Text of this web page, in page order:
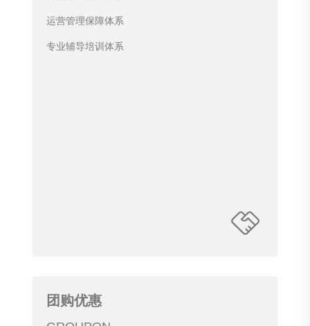
运营管理保障体系
专业辅导培训体系
团购优惠